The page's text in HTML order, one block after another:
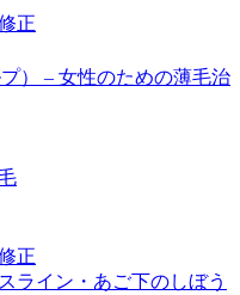
正
） – 女性のための薄毛治
正
ライン・あご下のしぼう